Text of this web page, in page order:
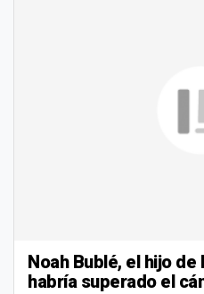
Noah Bublé, el hijo de
habría superado el